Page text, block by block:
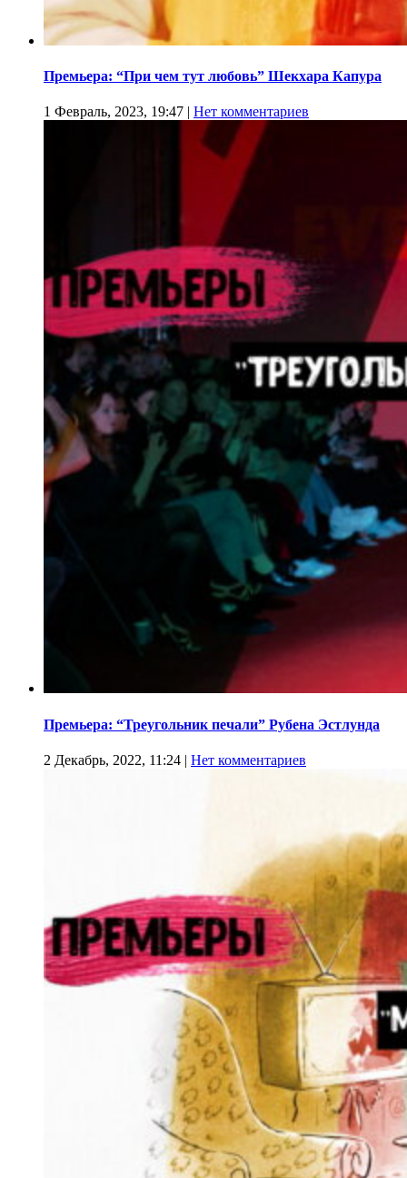
Премьера: “При чем тут любовь” Шекхара Капура
1 Февраль, 2023, 19:47 | Нет комментариев
Премьера: “Треугольник печали” Рубена Эстлунда
2 Декабрь, 2022, 11:24 | Нет комментариев